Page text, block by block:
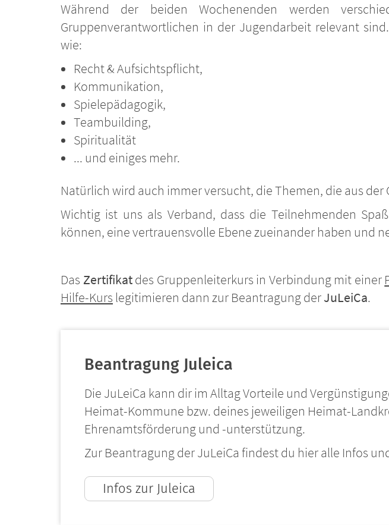
Während der beiden Wochenenden werden
Gruppenverantwortlichen in der Jugendarbeit relevant
wie:
Recht & Aufsichtspflicht,
Kommunikation,
Spielepädagogik,
Teambuilding,
Spiritualität
... und einiges mehr.
Natürlich wird auch immer versucht, die Themen, die aus
Wichtig ist uns als Verband, dass die Teilnehmenden
können, eine vertrauensvolle Ebene zueinander haben und
Das Zertifikatdes Gruppenleiterkurs in Verbindung mit einer
Hilfe-Kurs legitimieren dann zur Beantragung derJuLeiCa.
Beantragung Juleica
Die JuLeiCa kann dir im Alltag Vorteile und
Heimat-Kommune bzw. deines jeweiligen Heimat-
Ehrenamtsförderung und -unterstützung.
Zur Beantragung der JuLeiCa findest du hier alle Infos
Infos zur Juleica